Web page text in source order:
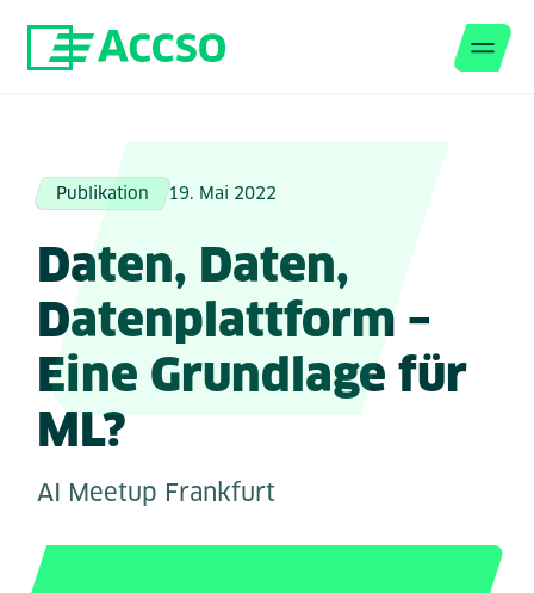
Publikation 19. Mai 2022
Daten, Daten,
Datenplattform –
Eine Grundlage für
ML?
AI Meetup Frankfurt